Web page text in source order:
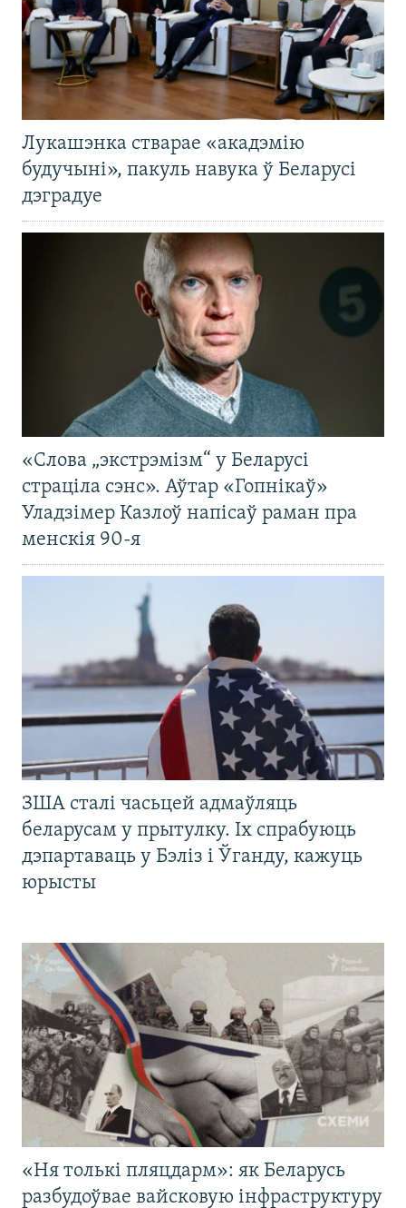
Лукашэнка стварае «акадэмію
будучыні», пакуль навука ў Беларусі
дэградуе
«Слова „экстрэмізм“ у Беларусі
страціла сэнс». Аўтар «Гопнікаў»
Уладзімер Казлоў напісаў раман пра
менскія 90-я
ЗША сталі часьцей адмаўляць
беларусам у прытулку. Іх спрабуюць
дэпартаваць у Бэліз і Ўганду, кажуць
юрысты
«Ня толькі пляцдарм»: як Беларусь
разбудоўвае вайсковую інфраструктуру